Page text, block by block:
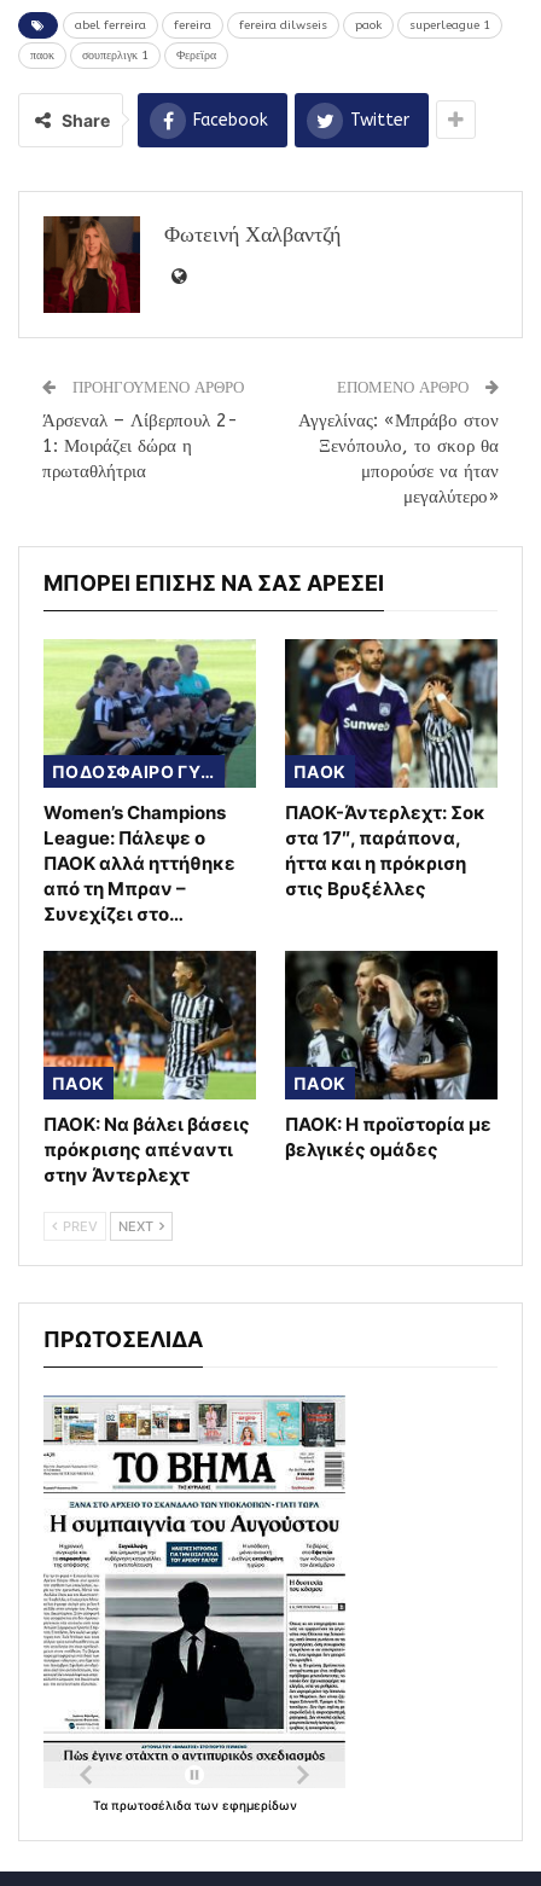
abel ferreira fereira fereira dilwseis paok superleague 1
παοκ σουπερλιγκ 1 Φερεϊρα
Share Facebook Twitter
Φωτεινή Χαλβαντζή
ΠΡΟΗΓΟΥΜΕΝΟ ΑΡΘΡΟ
Άρσεναλ – Λίβερπουλ 2-
1: Μοιράζει δώρα η
πρωταθλήτρια
ΕΠΟΜΕΝΟ ΑΡΘΡΟ
Αγγελίνας: «Μπράβο στον
Ξενόπουλο, το σκορ θα
μπορούσε να ήταν
μεγαλύτερο»
ΜΠΟΡΕΙ ΕΠΙΣΗΣ ΝΑ ΣΑΣ ΑΡΕΣΕΙ
ΠΟΔΟΣΦΑΙΡΟ ΓΥΝΑΙΚΩΝ
Women’s Champions
League: Πάλεψε ο
ΠΑΟΚ αλλά ηττήθηκε
από τη Μπραν –
Συνεχίζει στο…
ΠΑΟΚ
ΠΑΟΚ-Άντερλεχτ: Σοκ
στα 17″, παράπονα,
ήττα και η πρόκριση
στις Βρυξέλλες
ΠΑΟΚ
ΠΑΟΚ: Να βάλει βάσεις
πρόκρισης απέναντι
στην Άντερλεχτ
ΠΑΟΚ
ΠΑΟΚ: Η προϊστορία με
βελγικές ομάδες
PREV NEXT
ΠΡΩΤΟΣΕΛΙΔΑ
Τα πρωτοσέλιδα των εφημερίδων